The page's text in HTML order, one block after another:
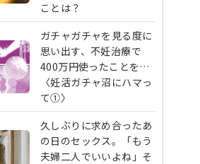
ことは？
ガチャガチャを見る度に
思い出す、不妊治療で
400万円使ったことを…
〈妊活ガチャ沼にハマっ
て①〉
久しぶりに求め合ったあ
の日のセックス。「もう
夫婦二人でいいよね」そ